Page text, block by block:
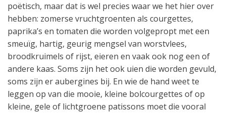
poëtisch, maar dat is wel precies waar we het hier over
hebben: zomerse vruchtgroenten als courgettes,
paprika’s en tomaten die worden volgepropt met een
smeuïg, hartig, geurig mengsel van worstvlees,
broodkruimels of rijst, eieren en vaak ook nog een of
andere kaas. Soms zijn het ook uien die worden gevuld,
soms zijn er aubergines bij. En wie de hand weet te
leggen op van die mooie, kleine bolcourgettes of op
kleine, gele of lichtgroene patissons moet die vooral